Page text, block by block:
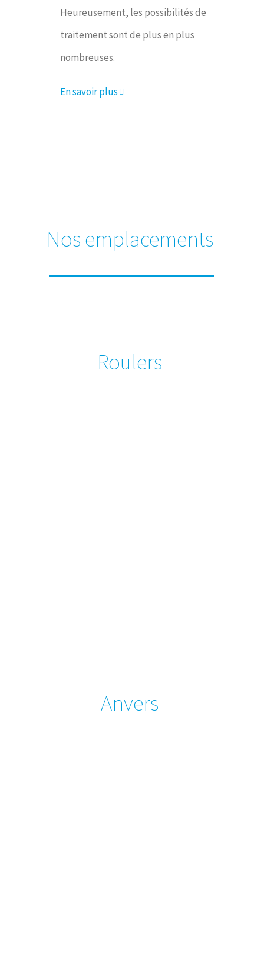
Heureusement, les possibilités de
traitement sont de plus en plus
nombreuses.
En savoir plus
Nos emplacements
Roulers
Anvers